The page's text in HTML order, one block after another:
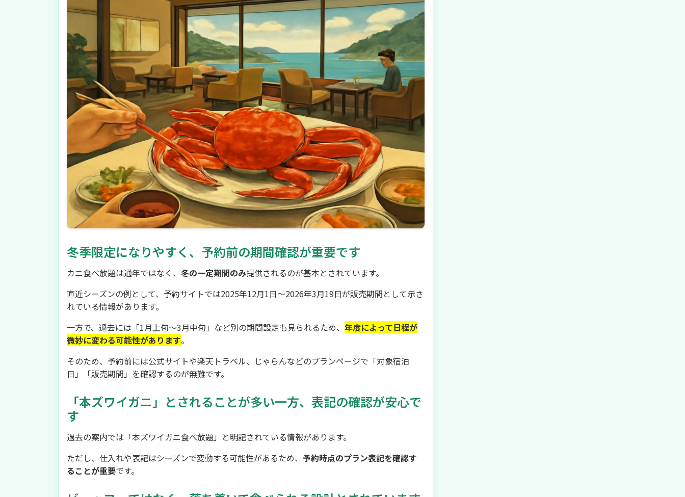
冬季限定になりやすく、予約前の期間確認が重要です
カニ食べ放題は通年ではなく、 冬の一定期間のみ提供されるのが基本とされています。
直近シーズンの例として、予約サイトでは2025年12月1日〜2026年3月19日が販売期間として示さ
れている情報があります。
一方で、過去には「1月上旬〜3月中旬」など別の期間設定も見られるため、 年度によって日程が
微妙に変わる可能性があります。
そのため、予約前には公式サイトや楽天トラベル、じゃらんなどのプランページで「対象宿泊
日」「販売期間」を確認するのが無難です。
「本ズワイガニ」とされることが多い一方、表記の確認が安心で
す
過去の案内では「本ズワイガニ食べ放題」と明記されている情報があります。
ただし、仕入れや表記はシーズンで変動する可能性があるため、 予約時点のプラン表記を確認す
ることが重要です。